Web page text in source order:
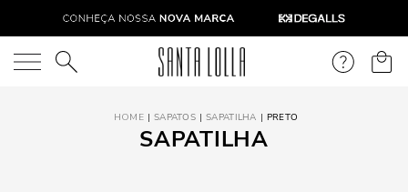
O que você está procurando?
SAPATOS SAPATILHA PRETO
SAPATILHA